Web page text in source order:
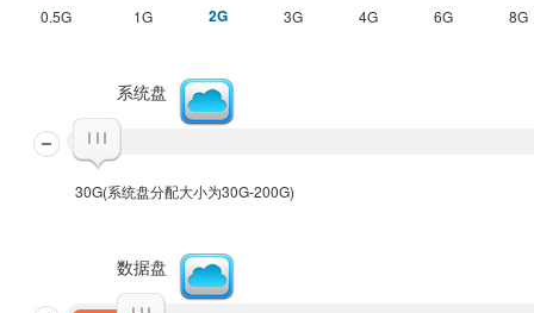
0.5G 1G 2G 3G 4G 6G 8G
系统盘
30G(系统盘分配大小为30G-200G)
数据盘